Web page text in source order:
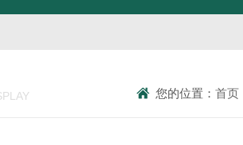
您的位置： 首页